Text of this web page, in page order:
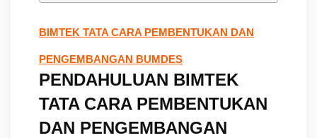
BIMTEK TATA CARA PEMBENTUKAN DAN
PENGEMBANGAN BUMDES
PENDAHULUAN BIMTEK
TATA CARA PEMBENTUKAN
DAN PENGEMBANGAN